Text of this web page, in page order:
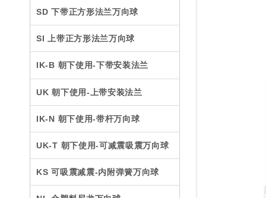
SD 下带正方形法兰万向球
SI 上带正方形法兰万向球
IK-B 朝下使用-下带安装法兰
UK 朝下使用-上带安装法兰
IK-N 朝下使用-带杆万向球
UK-T 朝下使用-可减震吸震万向球
KS 可吸震减震-内附弹簧万向球